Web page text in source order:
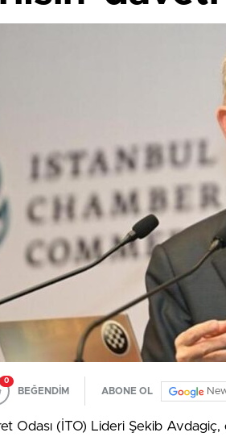
0
BEĞENDİM ABONE OL
Odası (İTO) Lideri Şekib